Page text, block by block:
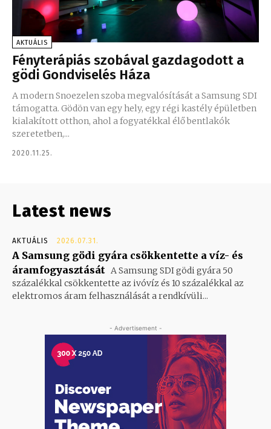
AKTUÁLIS
Fényterápiás szobával gazdagodott a
gödi Gondviselés Háza
A modern Snoezelen szoba megvalósítását a Samsung SDI
támogatta. Gödön van egy hely, egy régi kastély épületben
kialakított otthon, ahol a fogyatékkal élő bentlakók
szeretetben,...
2020.11.25.
Latest news
AKTUÁLIS 2026.07.31.
A Samsung gödi gyára csökkentette a víz- és
áramfogyasztását A Samsung SDI gödi gyára 50
százalékkal csökkentette az ivóvíz és 10 százalékkal az
elektromos áram felhasználását a rendkívüli...
- Advertisement -